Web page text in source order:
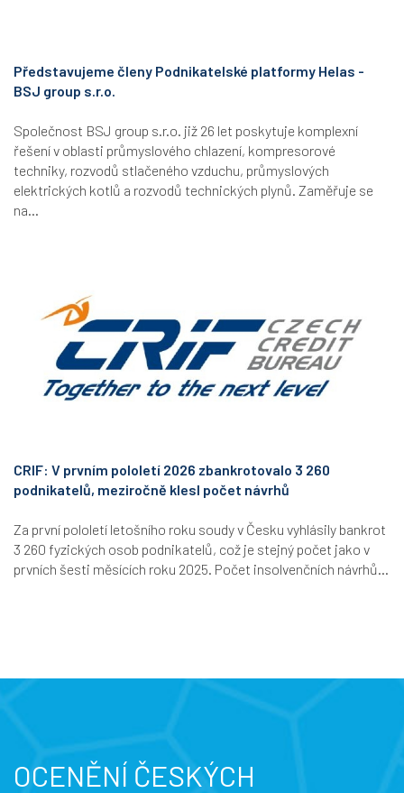
Představujeme členy Podnikatelské platformy Helas -
BSJ group s.r.o.
Společnost BSJ group s.r.o. již 26 let poskytuje komplexní
řešení v oblasti průmyslového chlazení, kompresorové
techniky, rozvodů stlačeného vzduchu, průmyslových
elektrických kotlů a rozvodů technických plynů. Zaměřuje se
na...
CRIF: V prvním pololetí 2026 zbankrotovalo 3 260
podnikatelů, meziročně klesl počet návrhů
Za první pololetí letošního roku soudy v Česku vyhlásily bankrot
3 260 fyzických osob podnikatelů, což je stejný počet jako v
prvních šesti měsících roku 2025. Počet insolvenčních návrhů...
OCENĚNÍ ČESKÝCH